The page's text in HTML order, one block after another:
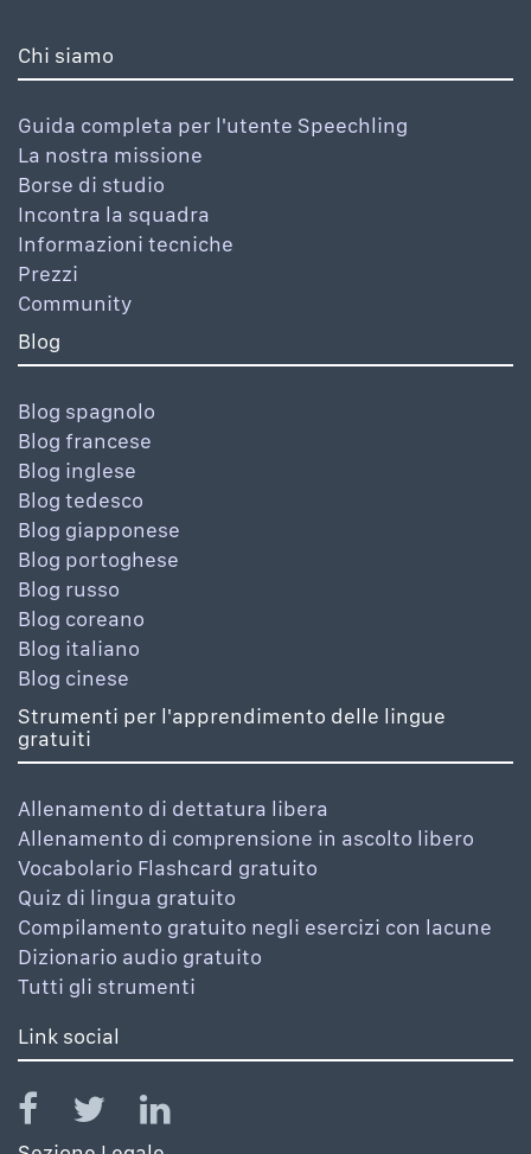
Chi siamo
Guida completa per l'utente Speechling
La nostra missione
Borse di studio
Incontra la squadra
Informazioni tecniche
Prezzi
Community
Blog
Blog spagnolo
Blog francese
Blog inglese
Blog tedesco
Blog giapponese
Blog portoghese
Blog russo
Blog coreano
Blog italiano
Blog cinese
Strumenti per l'apprendimento delle lingue
gratuiti
Allenamento di dettatura libera
Allenamento di comprensione in ascolto libero
Vocabolario Flashcard gratuito
Quiz di lingua gratuito
Compilamento gratuito negli esercizi con lacune
Dizionario audio gratuito
Tutti gli strumenti
Link social